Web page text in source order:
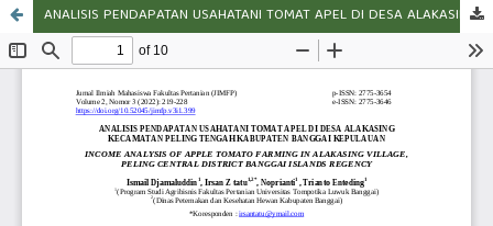
ANALISIS PENDAPATAN USAHATANI TOMAT APEL DI DESA ALAKASING KECAMATAN PELING TENGAH KABUPATEN BANGGAI KEPULAUAN